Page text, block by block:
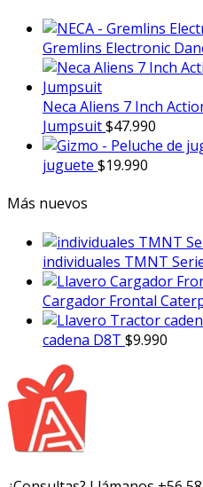
Gremlins Electronic
Neca Aliens 7 Inch
Jumpsuit$47.990
juguete $19.990
Más nuevos
individuales TMNT
Cargador Frontal
cadena D8T $9.990